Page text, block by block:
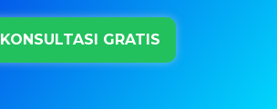
KONSULTASI GRATIS